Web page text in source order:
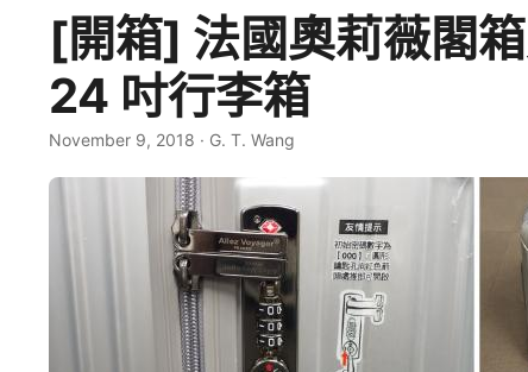
[開箱] 法國奧莉薇閣
24 吋行李箱
November 9, 2018 · G. T. Wang